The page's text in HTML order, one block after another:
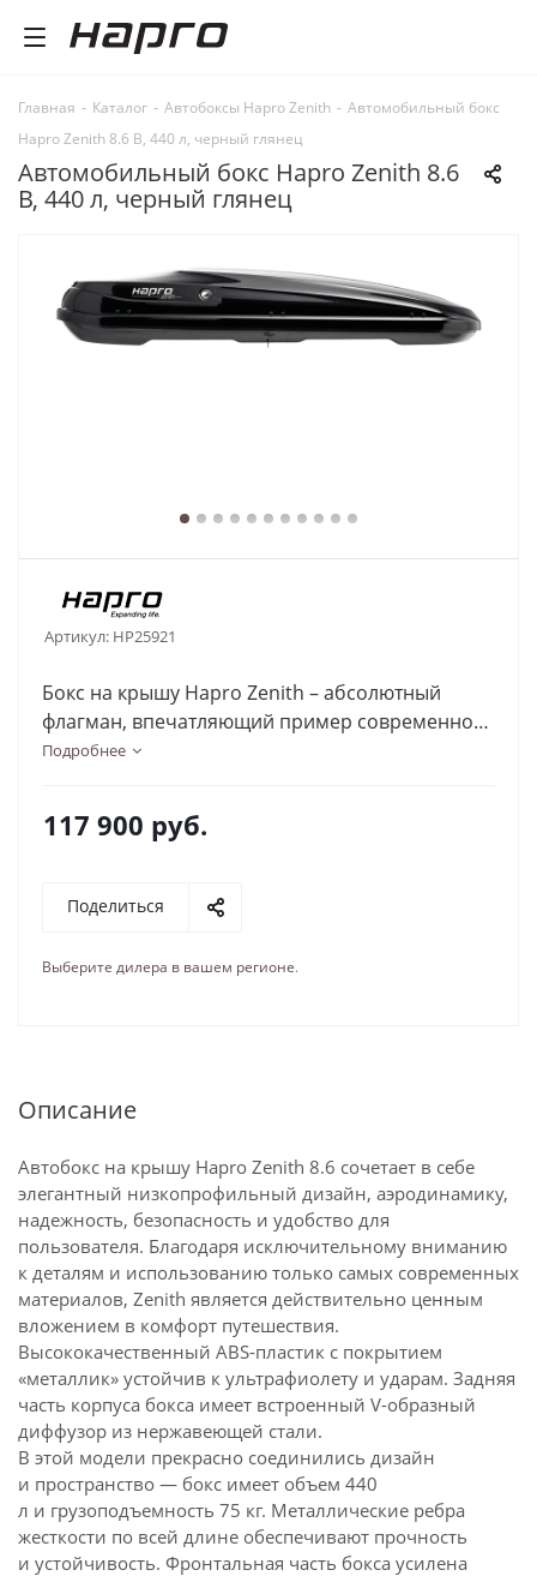
Главная - Каталог - Автобоксы Hapro Zenith - Автомобильный бокс
Hapro Zenith 8.6 B, 440 л, черный глянец
Автомобильный бокс Hapro Zenith 8.6
B, 440 л, черный глянец
Артикул: HP25921
Бокс на крышу Hapro Zenith – абсолютный
флагман, впечатляющий пример современного
дизайна и аэродинамики.
Подробнее
117 900 руб.
Поделиться
Выберите дилера в вашем регионе.
Описание
Автобокс на крышу Hapro Zenith 8.6 сочетает в себе
элегантный низкопрофильный дизайн, аэродинамику,
надежность, безопасность и удобство для
пользователя. Благодаря исключительному вниманию
к деталям и использованию только самых современных
материалов, Zenith является действительно ценным
вложением в комфорт путешествия.
Высококачественный ABS-пластик с покрытием
«металлик» устойчив к ультрафиолету и ударам. Задняя
часть корпуса бокса имеет встроенный V-образный
диффузор из нержавеющей стали.
В этой модели прекрасно соединились дизайн
и пространство — бокс имеет объем 440
л и грузоподъемность 75 кг. Металлические ребра
жесткости по всей длине обеспечивают прочность
и устойчивость. Фронтальная часть бокса усилена